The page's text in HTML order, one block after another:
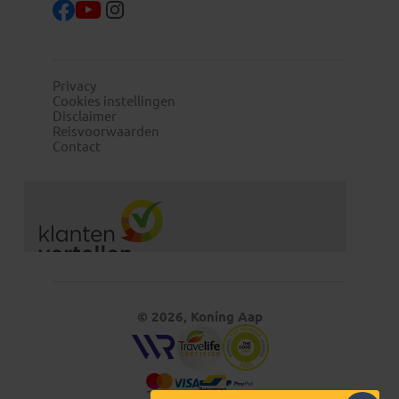
Privacy
Cookies instellingen
Disclaimer
Reisvoorwaarden
Contact
© 2026, Koning Aap